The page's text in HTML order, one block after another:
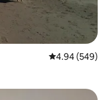
Calificación
4.94 (549)